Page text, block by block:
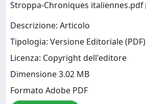
Stroppa-Chroniques italiennes.pdf
Descrizione: Articolo
Tipologia: Versione Editoriale (PDF)
Licenza: Copyright dell'editore
Dimensione 3.02 MB
Formato Adobe PDF